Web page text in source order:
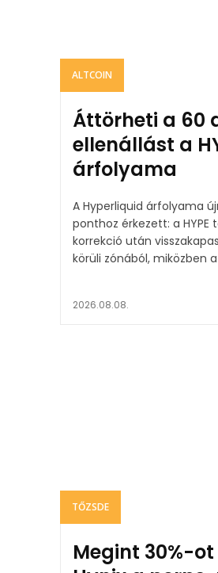
ALTCOIN
Áttörheti a 60
ellenállást a
árfolyama
A Hyperliquid árfolyama
ponthoz érkezett: a HYPE
korrekció után
körüli zónából, miközben
2026.08.08.
TŐZSDE
Megint 30%-